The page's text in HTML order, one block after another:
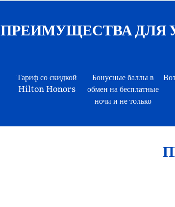
ПРЕИМУЩЕСТВА ДЛЯ
Тариф со скидкой
Hilton Honors
Бонусные баллы в
обмен на бесплатные
ночи и не только